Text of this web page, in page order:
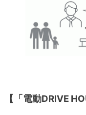
【「電動DRIVE